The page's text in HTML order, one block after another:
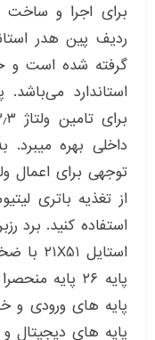
گرفته شده است و
داخلی بهره
توجهی برای اعمال